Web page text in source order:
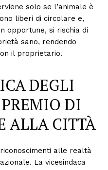
solo se l’animale è
liberi di circolare e,
opportune, si rischia di
sano, rendendo
il proprietario.
DEGLI
DI
ALLA CITTÀ
alle realtà
La vicesindaca